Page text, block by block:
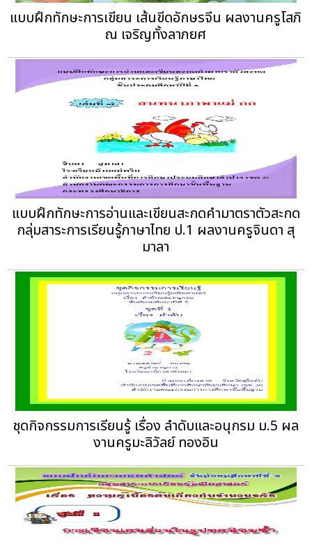
แบบฝึกทักษะการเขียน เส้นขีดอักษรจีน ผลงานครูโสภิ
ณ เจริญทั้งลาภยศ
แบบฝึกทักษะการอ่านและเขียนสะกดคำมาตราตัวสะกด
กลุ่มสาระการเรียนรู้ภาษาไทย ป.1 ผลงานครูจินดา สุ
มาลา
ชุดกิจกรรมการเรียนรู้ เรื่อง ลำดับและอนุกรม ม.5 ผล
งานครูมะลิวัลย์ ทองอิน